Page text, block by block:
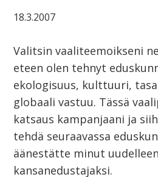
18.3.2007
Valitsin vaaliteemoikseni
eteen olen tehnyt
ekologisuus, kulttuuri,
globaali vastuu. Tässä
katsaus kampanjaani ja
tehdä seuraavassa
äänestätte minut uudelleen
kansanedustajaksi.